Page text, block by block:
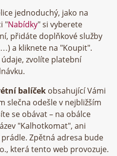
jednoduchý, jako na
"Nabídky" si vyberete
přidáte doplňkové služby
a kliknete na "Koupit".
zvolíte platební
balíček obsahující Vámi
slečna odešle v nejbližším
se obávat – na obálce
"Kalhotkomat", ani
Zpětná adresa bude
, která tento web provozuje.